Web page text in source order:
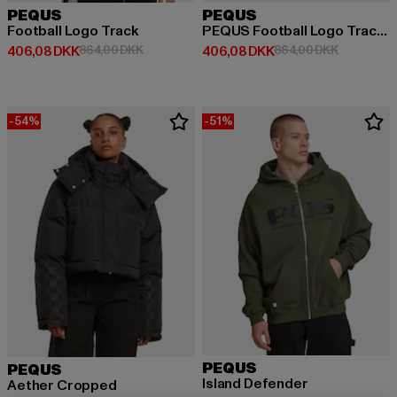
PEQUS
Football Logo Track
406,08 DKK
Nuværende pris: 406,08 DKK
864,00 DKKKampagnepris: 864,00 DKK
PEQUS
PEQUS Football Logo Track Pant
406,08 DKK
Nuværende pris: 406,08 DKK
864,00 DKK
-54%
PEQUS
Aether Cropped
-51%
PEQUS
Island Defender